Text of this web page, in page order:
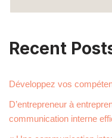
Recent
Développez vos
D’entrepreneur à
communication interne